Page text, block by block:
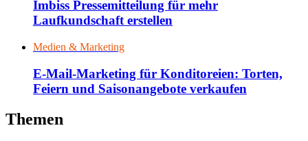
Imbiss Pressemitteilung für mehr
Laufkundschaft erstellen
Medien & Marketing
E-Mail-Marketing für Konditoreien: Torten,
Feiern und Saisonangebote verkaufen
Themen